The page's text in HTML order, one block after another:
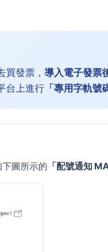
買發票，導入電子發票
台上進行 「專用字軌號
圖所示的 「配號通知